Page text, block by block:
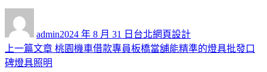
admin佈
日
2024 年 8 月 31 日 類
台北網頁設計
文
上一篇文章 上
桃園機車借款專員板橋當舖能精準的燈具批發口
碑燈具照明